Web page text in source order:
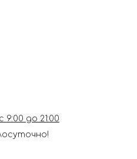
с 9:00 до 21:00